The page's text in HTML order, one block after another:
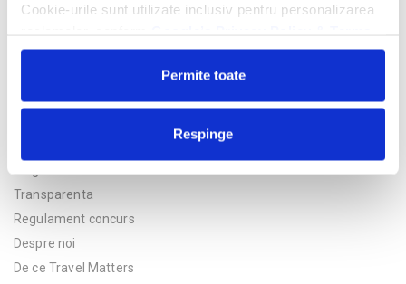
Cookie-urile sunt utilizate inclusiv pentru personalizarea
Permite toate
Respinge
Transparenta
Regulament concurs
Despre noi
De ce Travel Matters